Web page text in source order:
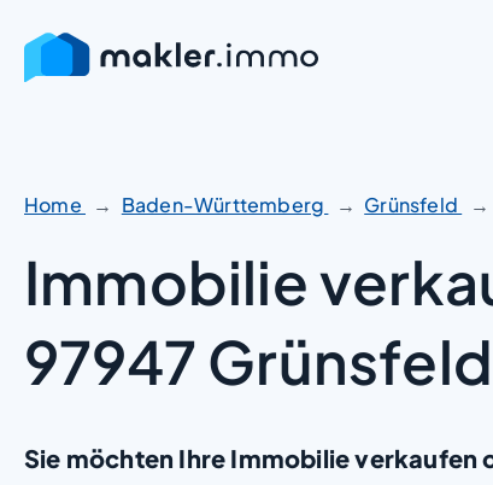
Home Baden-Württemberg Grünsfeld
Immobilie
97947
Sie möchten Ihre Immobilie verkaufen